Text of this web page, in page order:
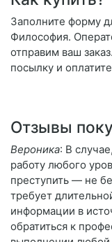
Заполните форму
Философия.
отправим ваш
посылку и
Отзывы
Вероника: В
работу любого
преступить — не
требует
информации в
обратиться к